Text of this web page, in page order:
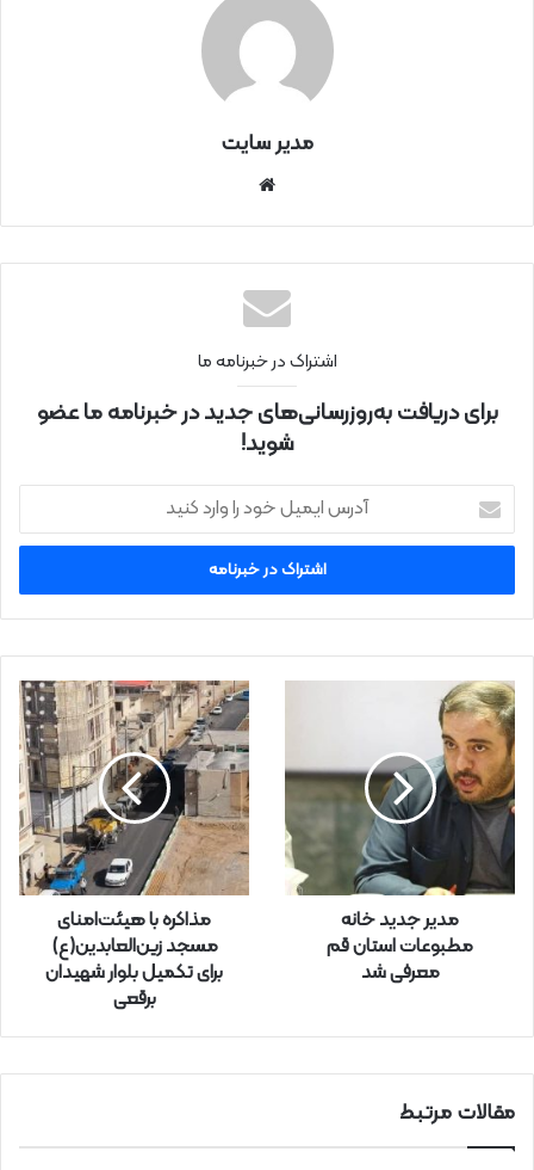
مدیر سایت
نتی
اشتراک در خبرنامه ما
برای دریافت به‌روزرسانی‌های جدید در خبرنامه ما عضو
شوید!
ر
ا
ی
ل
خ
و
د
ر
ا
و
ر
مدیر جدید خانه
مطبوعات استان قم
معرفی شد
مذاکره با هیئت‌امنای
مسجد زین‌العابدین(ع)
برای تکمیل بلوار شهیدان
برقعی
مقالات مرتبط